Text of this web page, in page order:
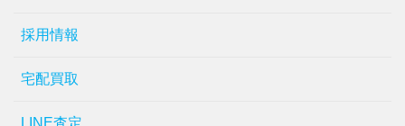
採用情報
宅配買取
LINE査定